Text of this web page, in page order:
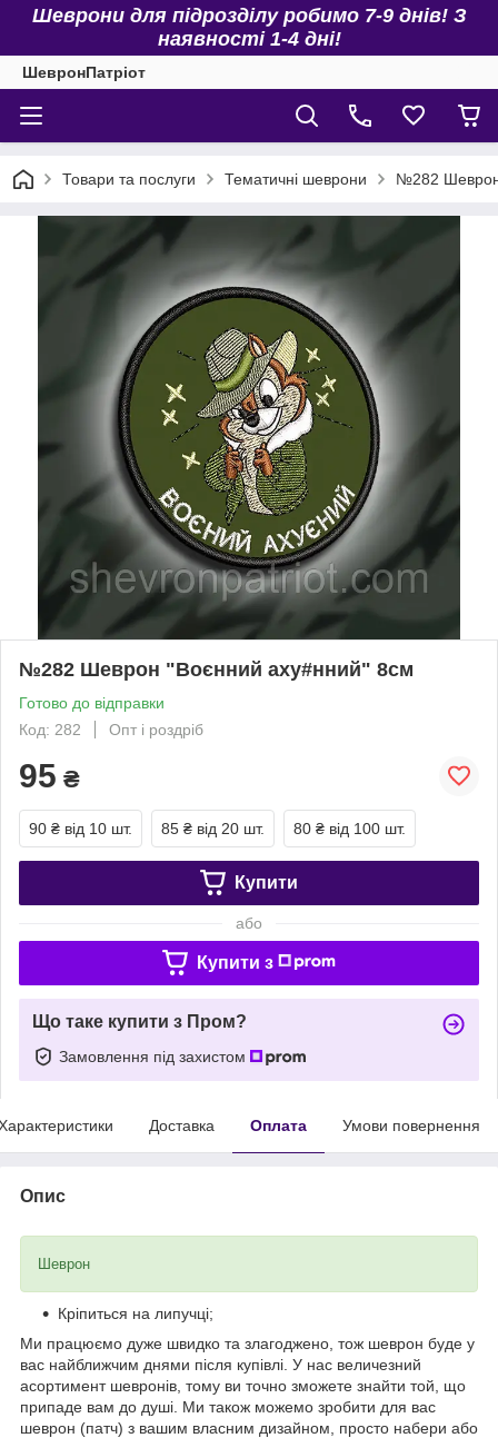
Шеврони для підрозділу робимо 7-9 днів! З
наявності 1-4 дні!
ШевронПатріот
Товари та послуги Тематичні шеврони №282
№282 Шеврон "Воєнний аху#нний" 8см
Готово до відправки
Код: 282
Опт і роздріб
95 ₴
90 ₴ від 10 шт. 85 ₴ від 20 шт. 80 ₴ від 100 шт.
Купити
або
Купити з
Що таке купити з Пром?
Замовлення під захистом
Доставка Оплата Умови повернення
Опис
Шеврон
Кріпиться на липучці;
Ми працюємо дуже швидко та злагоджено, тож шеврон буде у
вас найближчим днями після купівлі. У нас величезний
асортимент шевронів, тому ви точно зможете знайти той, що
припаде вам до душі. Ми також можемо зробити для вас
шеврон (патч) з вашим власним дизайном, просто набери або